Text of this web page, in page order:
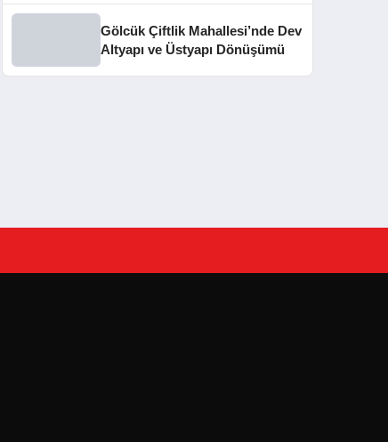
Gölcük Çiftlik Mahallesi’nde Dev
Altyapı ve Üstyapı Dönüşümü